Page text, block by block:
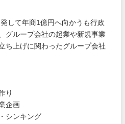
して年商1億円へ向かうも行政
グループ会社の起業や新規事業
ち上げに関わったグループ会社
り
企画
シンキング